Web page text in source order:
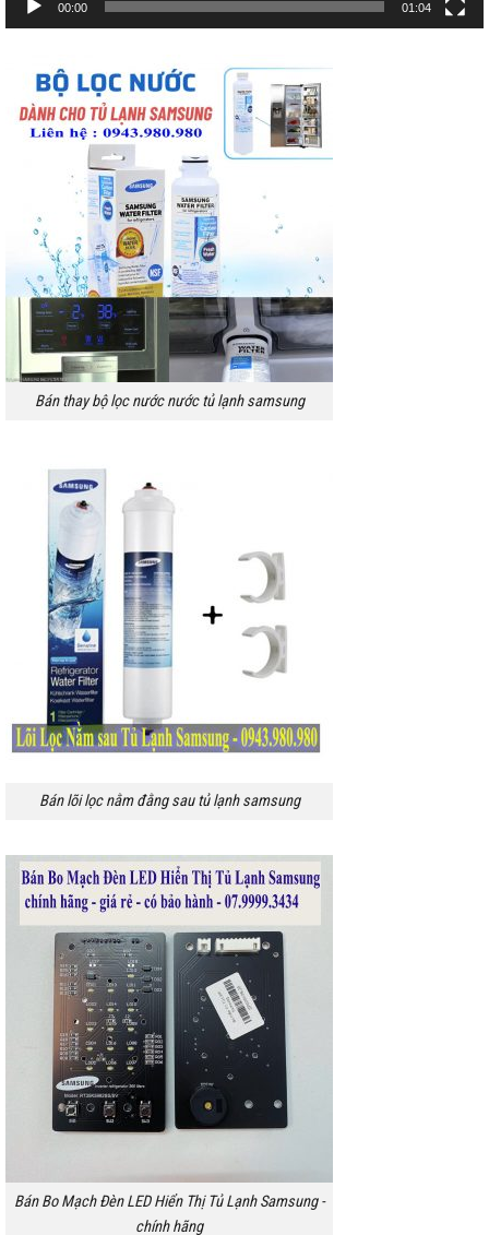
00:00 01:04
Bán thay bộ lọc nước nước tủ lạnh samsung
Bán lõi lọc nằm đằng sau tủ lạnh samsung
Bán Bo Mạch Đèn LED Hiển Thị Tủ Lạnh Samsung -
chính hãng